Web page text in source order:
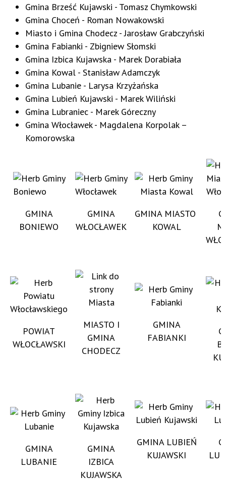
Gmina Brześć Kujawski - Tomasz Chymkowski
Gmina Choceń - Roman Nowakowski
Miasto i Gmina Chodecz - Jarosław Grabczyński
Gmina Fabianki - Zbigniew Słomski
Gmina Izbica Kujawska - Marek Dorabiała
Gmina Kowal - Stanisław Adamczyk
Gmina Lubanie - Larysa Krzyżańska
Gmina Lubień Kujawski - Marek Wiliński
Gmina Lubraniec - Marek Góreczny
Gmina Włocławek - Magdalena Korpolak –
Komorowska
GMINA
BONIEWO
GMINA
WŁOCŁAWEK
GMINA MIASTO
KOWAL
POWIAT
WŁOCŁAWSKI
MIASTO I
GMINA
CHODECZ
GMINA
FABIANKI
GMINA
LUBANIE
GMINA
IZBICA
KUJAWSKA
GMINA LUBIEŃ
KUJAWSKI